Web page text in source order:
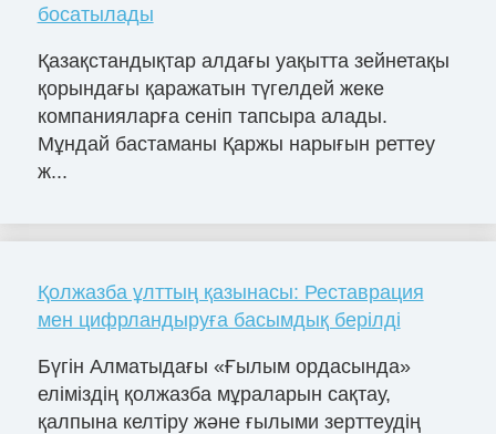
босатылады
Қазақстандықтар алдағы уақытта зейнетақы
қорындағы қаражатын түгелдей жеке
компанияларға сеніп тапсыра алады.
Мұндай бастаманы Қаржы нарығын реттеу
ж...
Қолжазба ұлттың қазынасы: Реставрация
мен цифрландыруға басымдық берілді
Бүгін Алматыдағы «Ғылым ордасында»
еліміздің қолжазба мұраларын сақтау,
қалпына келтіру және ғылыми зерттеудің